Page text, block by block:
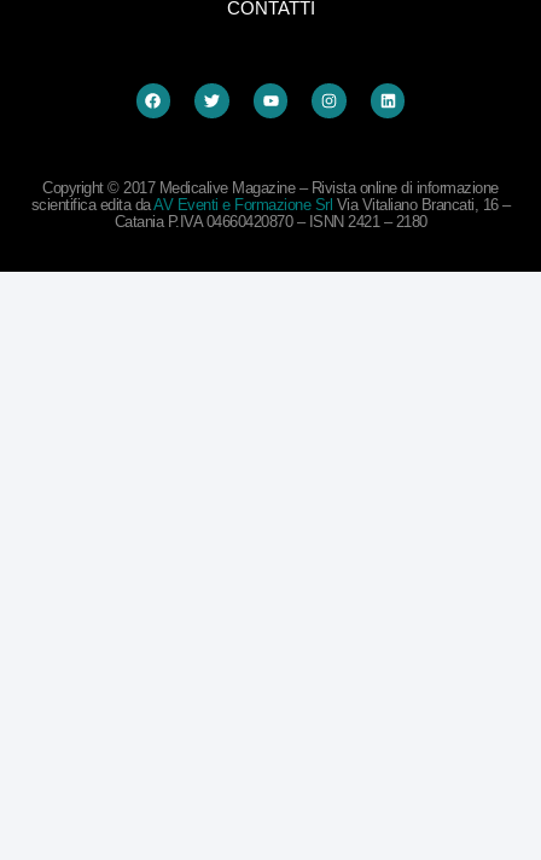
CONTATTI
Copyright © 2017 Medicalive Magazine – Rivista online di informazione
scientifica edita daAV Eventi e Formazione Srl Via Vitaliano Brancati, 16 –
Catania P.IVA 04660420870 – ISNN 2421 – 2180